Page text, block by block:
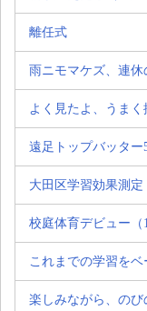
離任式
雨ニモマケズ、連休
よく見たよ、うまく
遠足トップバッター
大田区学習効果測定
校庭体育デビュー（
これまでの学習をベ
楽しみながら、のび